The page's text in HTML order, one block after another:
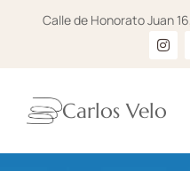
Calle de Honorato Juan
Carlos Velo